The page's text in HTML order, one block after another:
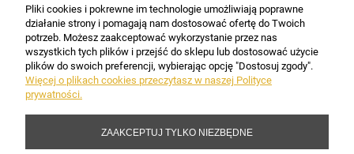
INFORMACJE
Pliki cookies i pokrewne im technologie umożliwiają poprawne
działanie strony i pomagają nam dostosować ofertę do Twoich
potrzeb. Możesz zaakceptować wykorzystanie przez nas
wszystkich tych plików i przejść do sklepu lub dostosować użycie
plików do swoich preferencji, wybierając opcję "Dostosuj zgody".
Więcej o plikach cookies przeczytasz w naszej Polityce
prywatności.
ZAAKCEPTUJ TYLKO NIEZBĘDNE